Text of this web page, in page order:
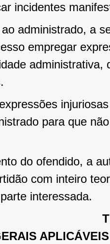
incidentes
administrado, a
empregar
para que
do ofendido, a
com inteiro
interessada.